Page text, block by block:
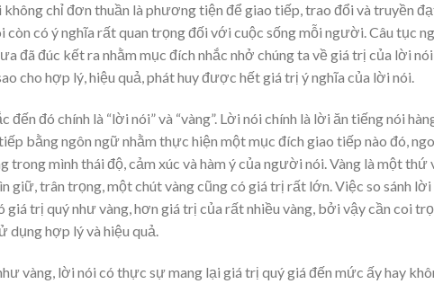
chỉ đơn thuần là phương tiện để giao tiếp, trao đổi và truyền
còn có ý nghĩa rất quan trọng đối với cuộc sống mỗi người. Câu tục
đã đúc kết ra nhằm mục đích nhắc nhở chúng ta về giá trị của lời
cho hợp lý, hiệu quả, phát huy được hết giá trị ý nghĩa của lời nói.
đó chính là “lời nói” và “vàng”. Lời nói chính là lời ăn tiếng nói
bằng ngôn ngữ nhằm thực hiện một mục đích giao tiếp nào đó,
trong mình thái độ, cảm xúc và hàm ý của người nói. Vàng là một thứ
giữ, trân trọng, một chút vàng cũng có giá trị rất lớn. Việc so sánh lời
giá trị quý như vàng, hơn giá trị của rất nhiều vàng, bởi vậy cần coi
dụng hợp lý và hiệu quả.
vàng, lời nói có thực sự mang lại giá trị quý giá đến mức ấy hay